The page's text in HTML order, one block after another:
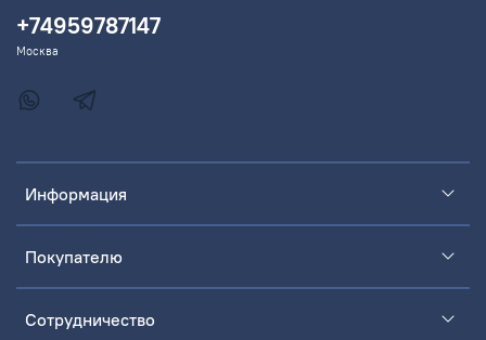
Информация
Покупателю
Сотрудничество
+74959787147
Москва